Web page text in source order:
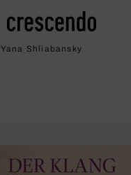
Yana Shliabansky